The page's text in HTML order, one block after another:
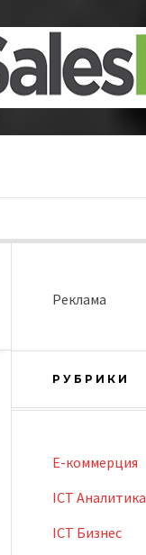
Реклама
РУБРИКИ
E-коммерция
ICT Аналитика
ICT Бизнес